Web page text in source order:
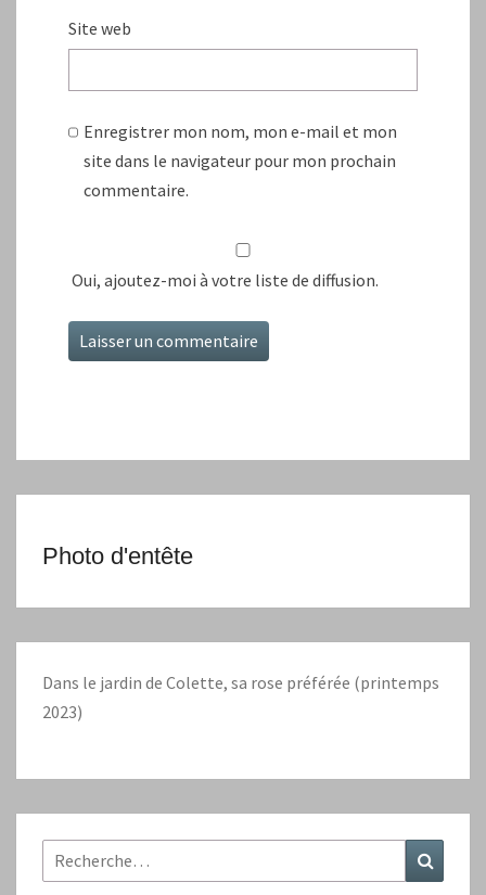
Site web
Enregistrer mon nom, mon e-mail et mon
site dans le navigateur pour mon prochain
commentaire.
Oui, ajoutez-moi à votre liste de diffusion.
Photo d'entête
Dans le jardin de Colette, sa rose préférée (printemps
2023)
Rechercher :